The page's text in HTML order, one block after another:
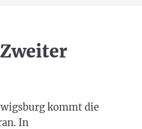
kommt die
In